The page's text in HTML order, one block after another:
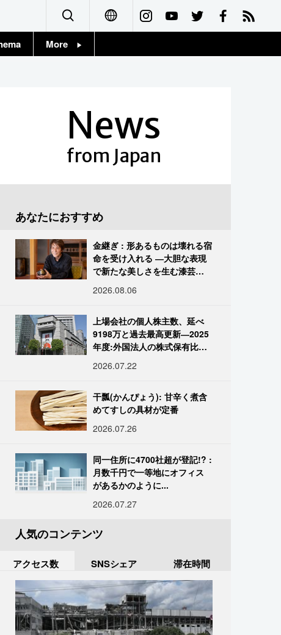
Français
More
News
from Japan
あなたにおすすめ
金継ぎ : 形あるものは壊れる宿
命を受け入れる ―大胆な表現
で新たな美しさを生む漆芸修
2026.08.06
上場会社の個人株主数、延べ
9198万と過去最高更新―2025
年度:外国法人の株式保有比率
2026.07.22
干瓢(かんぴょう): 甘辛く煮含
めてすしの具材が定番
2026.07.26
同一住所に4700社超が登記!? :
月数千円で一等地にオフィス
があるかのように...
2026.07.27
人気のコンテンツ
アクセス数 SNSシェア 滞在時間